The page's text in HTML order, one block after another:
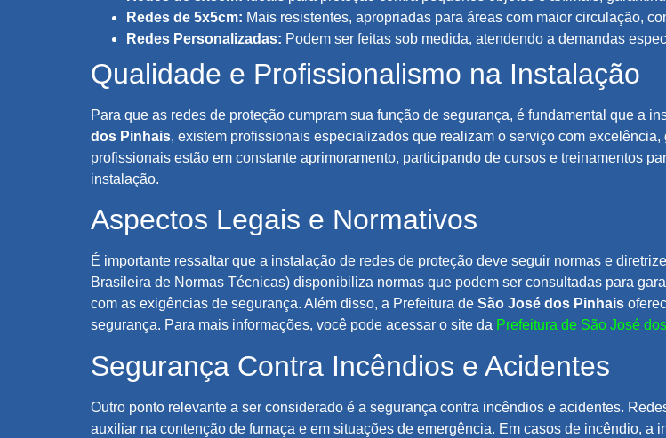
Redes de 5x5cm: Mais resistentes, apropriadas para áreas com maior circulação,
Redes Personalizadas: Podem ser feitas sob medida, atendendo a demandas
Qualidade e Profissionalismo na Instalação
Para que as redes de proteção cumpram sua função de segurança, é fundamental que a
dos Pinhais, existem profissionais especializados que realizam o serviço com
profissionais estão em constante aprimoramento, participando de cursos e treinamentos
instalação.
Aspectos Legais e Normativos
É importante ressaltar que a instalação de redes de proteção deve seguir normas e
Brasileira de Normas Técnicas) disponibiliza normas que podem ser consultadas para
com as exigências de segurança. Além disso, a Prefeitura de São José dos Pinhais
segurança. Para mais informações, você pode acessar o site da Prefeitura de São José
Segurança Contra Incêndios e Acidentes
Outro ponto relevante a ser considerado é a segurança contra incêndios e acidentes.
auxiliar na contenção de fumaça e em situações de emergência. Em casos de incêndio, a